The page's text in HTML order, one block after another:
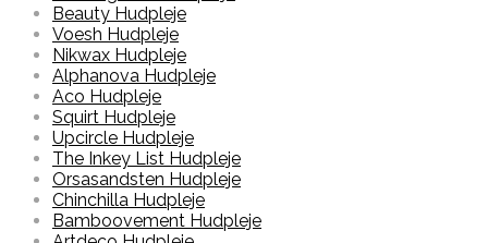
Beauty Hudpleje
Voesh Hudpleje
Nikwax Hudpleje
Alphanova Hudpleje
Aco Hudpleje
Squirt Hudpleje
Upcircle Hudpleje
The Inkey List Hudpleje
Orsasandsten Hudpleje
Chinchilla Hudpleje
Bamboovement Hudpleje